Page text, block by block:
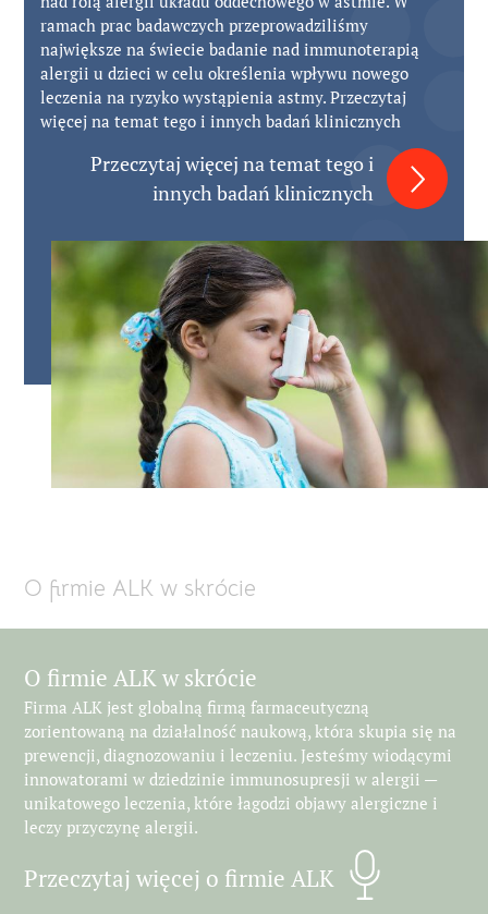
ramach prac badawczych przeprowadziliśmy
największe na świecie badanie nad immunoterapią
alergii u dzieci w celu określenia wpływu nowego
leczenia na ryzyko wystąpienia astmy. Przeczytaj
więcej na temat tego i innych badań klinicznych
Przeczytaj więcej na temat tego i
innych badań klinicznych
O firmie ALK w skrócie
O firmie ALK w skrócie
Firma ALK jest globalną firmą farmaceutyczną
zorientowaną na działalność naukową, która skupia się na
prewencji, diagnozowaniu i leczeniu. Jesteśmy wiodącymi
innowatorami w dziedzinie immunosupresji w alergii —
unikatowego leczenia, które łagodzi objawy alergiczne i
leczy przyczynę alergii.
Przeczytaj więcej o firmie ALK